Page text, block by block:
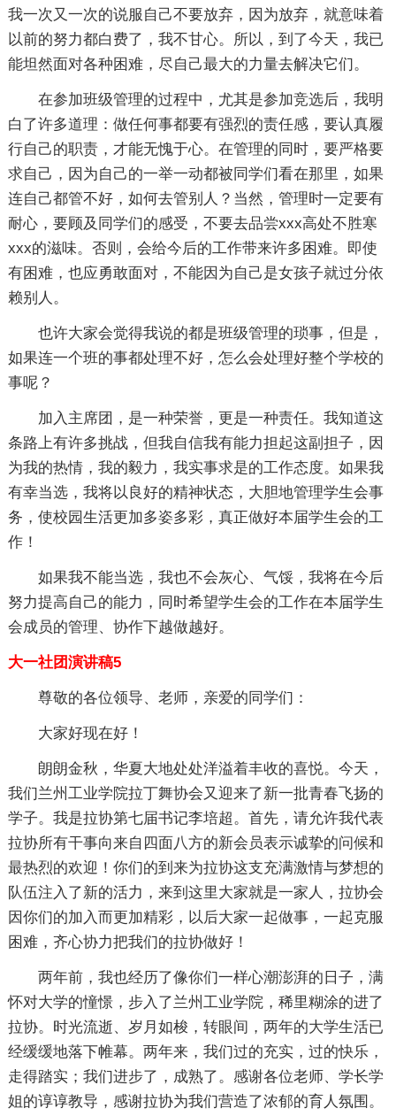
我一次又一次的说服自己不要放弃，因为放弃，就意味着
以前的努力都白费了，我不甘心。所以，到了今天，我已
能坦然面对各种困难，尽自己最大的力量去解决它们。
在参加班级管理的过程中，尤其是参加竞选后，我明
白了许多道理：做任何事都要有强烈的责任感，要认真履
行自己的职责，才能无愧于心。在管理的同时，要严格要
求自己，因为自己的一举一动都被同学们看在那里，如果
连自己都管不好，如何去管别人？当然，管理时一定要有
耐心，要顾及同学们的感受，不要去品尝xxx高处不胜寒
xxx的滋味。否则，会给今后的工作带来许多困难。即使
有困难，也应勇敢面对，不能因为自己是女孩子就过分依
赖别人。
也许大家会觉得我说的都是班级管理的琐事，但是，
如果连一个班的事都处理不好，怎么会处理好整个学校的
事呢？
加入主席团，是一种荣誉，更是一种责任。我知道这
条路上有许多挑战，但我自信我有能力担起这副担子，因
为我的热情，我的毅力，我实事求是的工作态度。如果我
有幸当选，我将以良好的精神状态，大胆地管理学生会事
务，使校园生活更加多姿多彩，真正做好本届学生会的工
作！
如果我不能当选，我也不会灰心、气馁，我将在今后
努力提高自己的能力，同时希望学生会的工作在本届学生
会成员的管理、协作下越做越好。
大一社团演讲稿5
尊敬的各位领导、老师，亲爱的同学们：
大家好现在好！
朗朗金秋，华夏大地处处洋溢着丰收的喜悦。今天，
我们兰州工业学院拉丁舞协会又迎来了新一批青春飞扬的
学子。我是拉协第七届书记李培超。首先，请允许我代表
拉协所有干事向来自四面八方的新会员表示诚挚的问候和
最热烈的欢迎！你们的到来为拉协这支充满激情与梦想的
队伍注入了新的活力，来到这里大家就是一家人，拉协会
因你们的加入而更加精彩，以后大家一起做事，一起克服
困难，齐心协力把我们的拉协做好！
两年前，我也经历了像你们一样心潮澎湃的日子，满
怀对大学的憧憬，步入了兰州工业学院，稀里糊涂的进了
拉协。时光流逝、岁月如梭，转眼间，两年的大学生活已
经缓缓地落下帷幕。两年来，我们过的充实，过的快乐，
走得踏实；我们进步了，成熟了。感谢各位老师、学长学
姐的谆谆教导，感谢拉协为我们营造了浓郁的育人氛围。